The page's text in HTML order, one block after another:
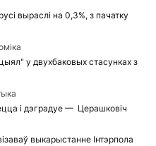
выраслі на 0,3%, з пачатку
у двухбаковых стасунках з
і дэградуе — Церашковіч
выкарыстанне Інтэрпола